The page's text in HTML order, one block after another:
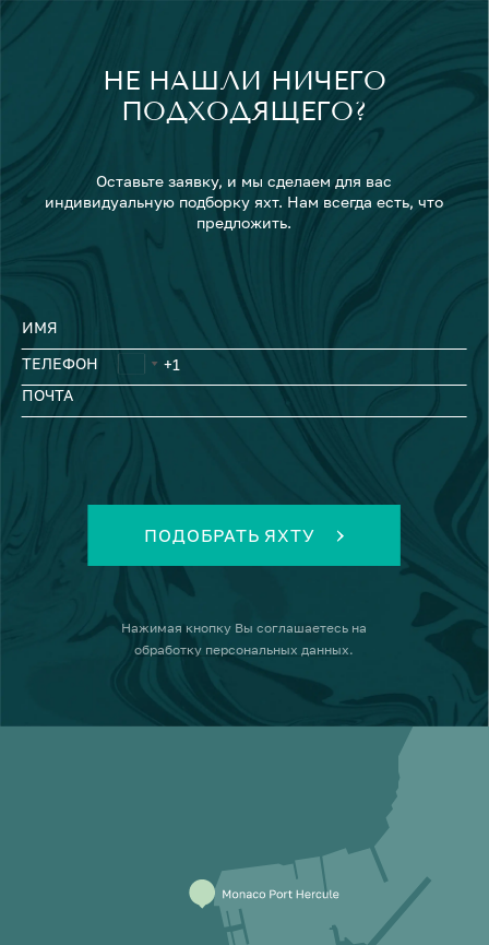
НЕ НАШЛИ НИЧЕГО
ПОДХОДЯЩЕГО?
Оставьте заявку, и мы сделаем для вас
индивидуальную подборку яхт. Нам всегда есть, что
предложить.
ИМЯ
ТЕЛЕФОН
ПОЧТА
ПОДОБРАТЬ ЯХТУ
Нажимая кнопку Вы соглашаетесь на
обработку персональных данных.